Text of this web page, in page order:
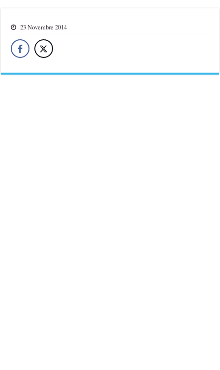
23 Novembre 2014